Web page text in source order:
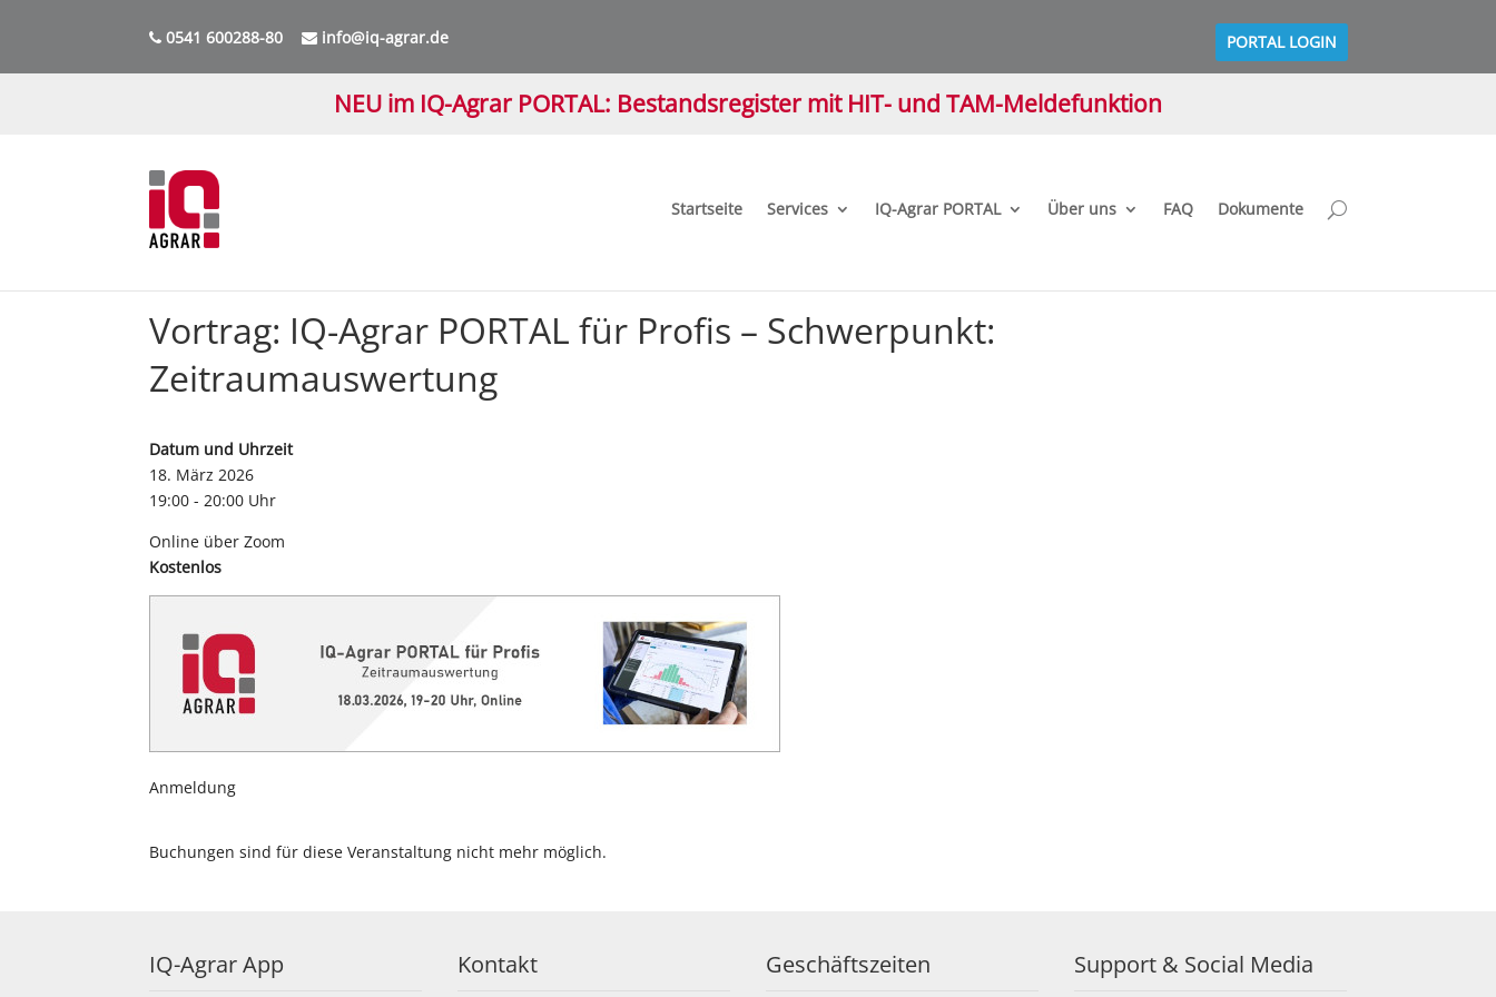
0541 600288-80 info@iq-agrar.de PORTAL LOGIN
NEU im IQ-Agrar PORTAL: Bestandsregister mit HIT- und TAM-Meldefunktion
Startseite Services IQ-Agrar PORTAL Über uns FAQ Dokumente
Vortrag: IQ-Agrar PORTAL für Profis – Schwerpunkt:
Zeitraumauswertung
Datum und Uhrzeit
18. März 2026
19:00 - 20:00 Uhr
Online über Zoom
Kostenlos
Anmeldung
Buchungen sind für diese Veranstaltung nicht mehr möglich.
IQ-Agrar App Kontakt Geschäftszeiten Support & Social Media